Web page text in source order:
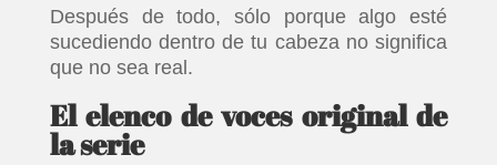
Después de todo, sólo porque algo esté
sucediendo dentro de tu cabeza no significa
que no sea real.
El elenco de voces original de
la serie